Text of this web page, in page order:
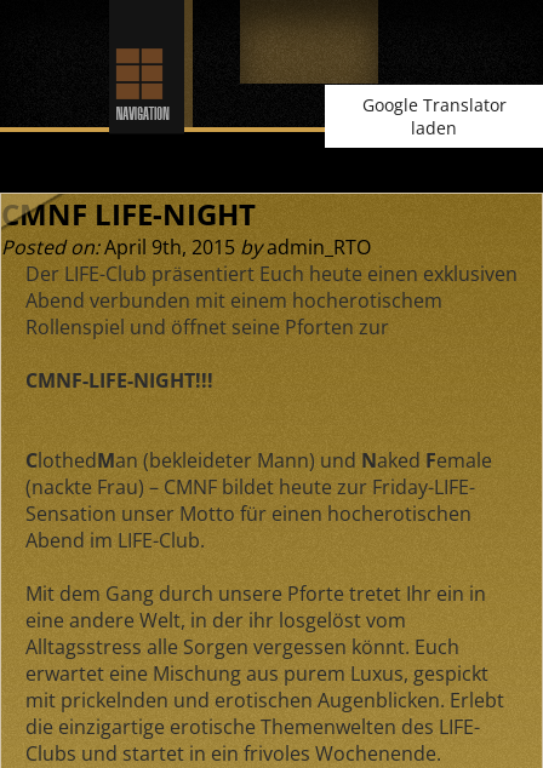
Google Translator
laden
CMNF LIFE-NIGHT
Posted on:April 9th, 2015 byadmin_RTO
Der LIFE-Club präsentiert Euch heute einen exklusiven
Abend verbunden mit einem hocherotischem
Rollenspiel und öffnet seine Pforten zur
CMNF-LIFE-NIGHT!!!
ClothedMan (bekleideter Mann) und Naked Female
(nackte Frau) – CMNF bildet heute zur Friday-LIFE-
Sensation unser Motto für einen hocherotischen
Abend im LIFE-Club.
Mit dem Gang durch unsere Pforte tretet Ihr ein in
eine andere Welt, in der ihr losgelöst vom
Alltagsstress alle Sorgen vergessen könnt. Euch
erwartet eine Mischung aus purem Luxus, gespickt
mit prickelnden und erotischen Augenblicken. Erlebt
die einzigartige erotische Themenwelten des LIFE-
Clubs und startet in ein frivoles Wochenende.